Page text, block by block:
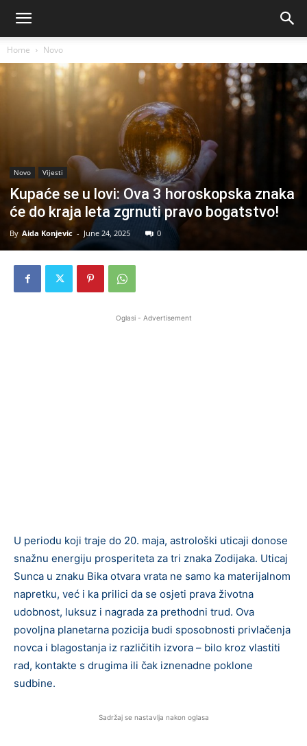
Home Novo
Novo Vijesti
Kupaće se u lovi: Ova 3 horoskopska znaka
će do kraja leta zgrnuti pravo bogatstvo!
By Aida Konjevic - June 24, 2025 0
Oglasi - Advertisement
U periodu koji traje do 20. maja, astrološki uticaji donose
snažnu energiju prosperiteta za tri znaka Zodijaka. Uticaj
Sunca u znaku Bika otvara vrata ne samo ka materijalnom
napretku, već i ka prilici da se osjeti prava životna
udobnost, luksuz i nagrada za prethodni trud. Ova
povoljna planetarna pozicija budi sposobnosti privlačenja
novca i blagostanja iz različitih izvora – bilo kroz vlastiti
rad, kontakte s drugima ili čak iznenadne poklone
sudbine.
Sadržaj se nastavlja nakon oglasa